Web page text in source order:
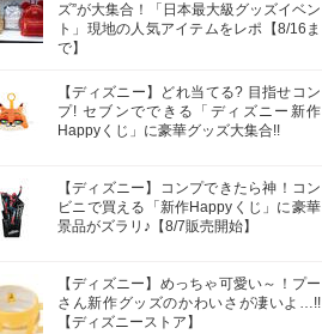
ズ”が大集合！「日本最大級グッズイベン
ト」現地の人気アイテムをレポ【8/16ま
で】
【ディズニー】どれ当てる? 目指せコン
プ! セブンでできる「ディズニー新作
Happyくじ」に豪華グッズ大集合!!
【ディズニー】コンプできたら神！コン
ビニで買える「新作Happyくじ」に豪華
景品がズラリ♪【8/7販売開始】
【ディズニー】めっちゃ可愛い～！プー
さん新作グッズのかわいさが凄いよ…!!
【ディズニーストア】